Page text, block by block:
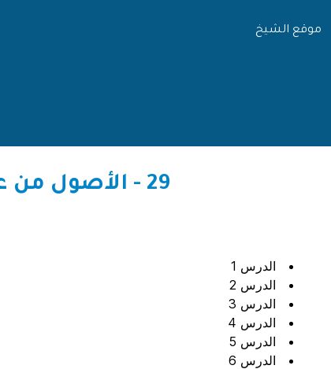
موقع الشيخ
29 - الأصول من علم الأصول للشيخ ابن عثيمين رحمه الله ( اكتمل الشرح )
الدرس 1
الدرس 2
الدرس 3
الدرس 4
الدرس 5
الدرس 6